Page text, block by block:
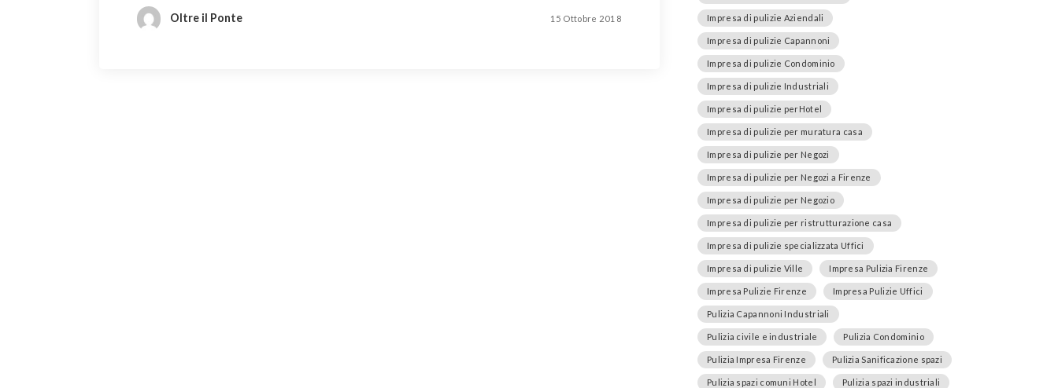
Oltre il Ponte 15 Ottobre 2018 Impresa di pulizie Aziendali
Impresa di pulizie Capannoni
Impresa di pulizie Condominio
Impresa di pulizie Industriali
Impresa di pulizie perHotel
Impresa di pulizie per muratura casa
Impresa di pulizie per Negozi
Impresa di pulizie per Negozi a Firenze
Impresa di pulizie per Negozio
Impresa di pulizie per ristrutturazione casa
Impresa di pulizie specializzata Uffici
Impresa di pulizie Ville Impresa Pulizia Firenze
Impresa Pulizie Firenze Impresa Pulizie Uffici
Pulizia Capannoni Industriali
Pulizia civile e industriale Pulizia Condominio
Pulizia Impresa Firenze Pulizia Sanificazione spazi
Pulizia spazi comuni Hotel Pulizia spazi industriali